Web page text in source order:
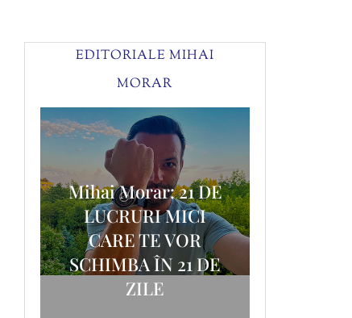
EDITORIALE MIHAI
MORAR
Mihai Morar: 21 DE
LUCRURI MICI
CARE TE VOR
SCHIMBA ÎN 21 DE
ZILE